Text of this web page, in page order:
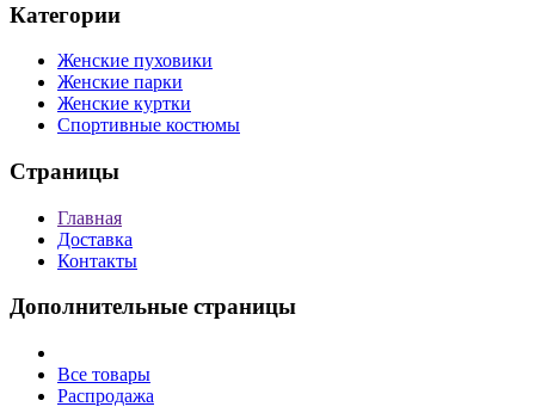
Категории
Женские пуховики
Женские парки
Женские куртки
Спортивные костюмы
Страницы
Главная
Доставка
Контакты
Дополнительные страницы
Все товары
Распродажа